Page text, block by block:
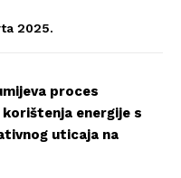
2025.
proces
energije s
uticaja na